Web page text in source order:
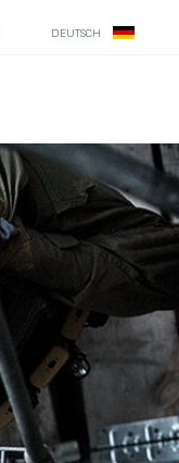
DEUTSCH